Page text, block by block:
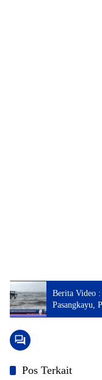
Berita Video
Pasangkayu,
Pos Terkait